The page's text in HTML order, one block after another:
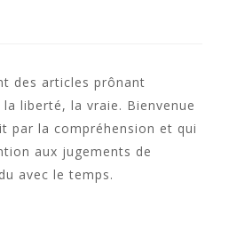
des articles prônant
liberté, la vraie. Bienvenue
par la compréhension et qui
aux jugements de
avec le temps.